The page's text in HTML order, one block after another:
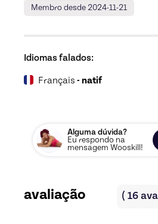
Membro desde 2024-11-21
Idiomas falados:
Français - natif
Alguma dúvida?
Eu respondo na
mensagem Wooskill!
avaliação ( 16